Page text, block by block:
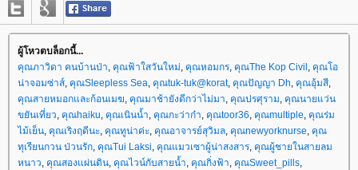
ผู้โหวตบล็อกนี้...
คุณภาวิดา คนบ้านป่า, คุณฟ้าใสวันใหม่, คุณหอมกร, คุณThe Kop Civil , คุณโอ
น่าจอมซ่าส์, คุณSleepless Sea, คุณtuk-tuk@korat, คุณปัญญา Dh, คุณอุ้มสี,
คุณสายหมอกและก้อนเมฆ, คุณมาช้ายังดีกว่าไม่มา, คุณปรศุราม, คุณนายแว่น
ขยันเที่ยว, คุณhaiku, คุณเนินน้ำ, คุณกะว่าก๋า, คุณtoor36, คุณmultiple, คุณร่ม
ไม้เย็น, คุณเริงฤดีนะ, คุณทูน่าค่ะ, คุณอาจารย์สุวิมล, คุณnewyorknurse, คุณ
ทุเรียนกวน ป่วนรัก, คุณTui Laksi, คุณแมวเซาผู้น่าสงสาร, คุณผู้ชายในสายลม
หนาว, คุณสองแผ่นดิน, คุณไวน์กับสายน้ำ, คุณกิ่งฟ้า, คุณSweet_pills,